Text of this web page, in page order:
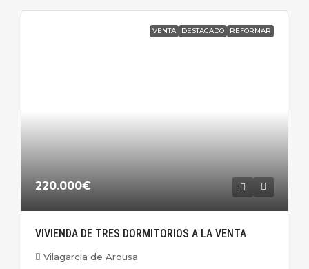
VENTA DESTACADO REFORMAR
220.000€
VIVIENDA DE TRES DORMITORIOS A LA VENTA
Vilagarcia de Arousa